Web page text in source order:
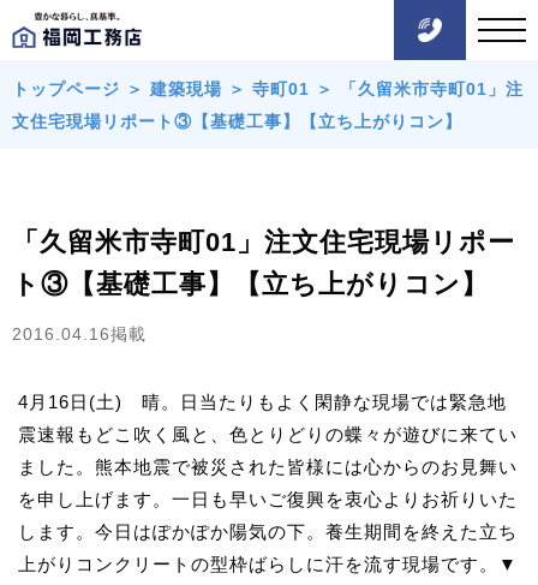
トップページ ＞ 建築現場 ＞ 寺町01 ＞
「久留米市寺町01」注
文住宅現場リポート③【基礎工事】【立ち上がりコン】
「久留米市寺町01」注文住宅現場リポー
ト③【基礎工事】【立ち上がりコン】
2016.04.16掲載
4月16日(土) 晴。日当たりもよく閑静な現場では緊急地
震速報もどこ吹く風と、色とりどりの蝶々が遊びに来てい
ました。熊本地震で被災された皆様には心からのお見舞い
を申し上げます。一日も早いご復興を衷心よりお祈りいた
します。今日はぽかぽか陽気の下。養生期間を終えた立ち
上がりコンクリートの型枠ばらしに汗を流す現場です。▼